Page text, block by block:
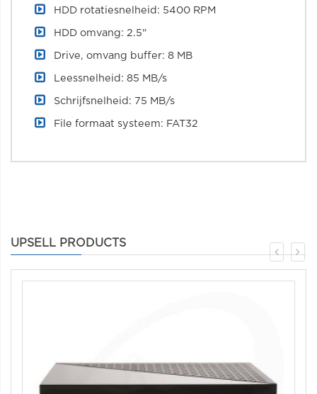
HDD rotatiesnelheid: 5400 RPM
HDD omvang: 2.5"
Drive, omvang buffer: 8 MB
Leessnelheid: 85 MB/s
Schrijfsnelheid: 75 MB/s
File formaat systeem: FAT32
UPSELL PRODUCTS